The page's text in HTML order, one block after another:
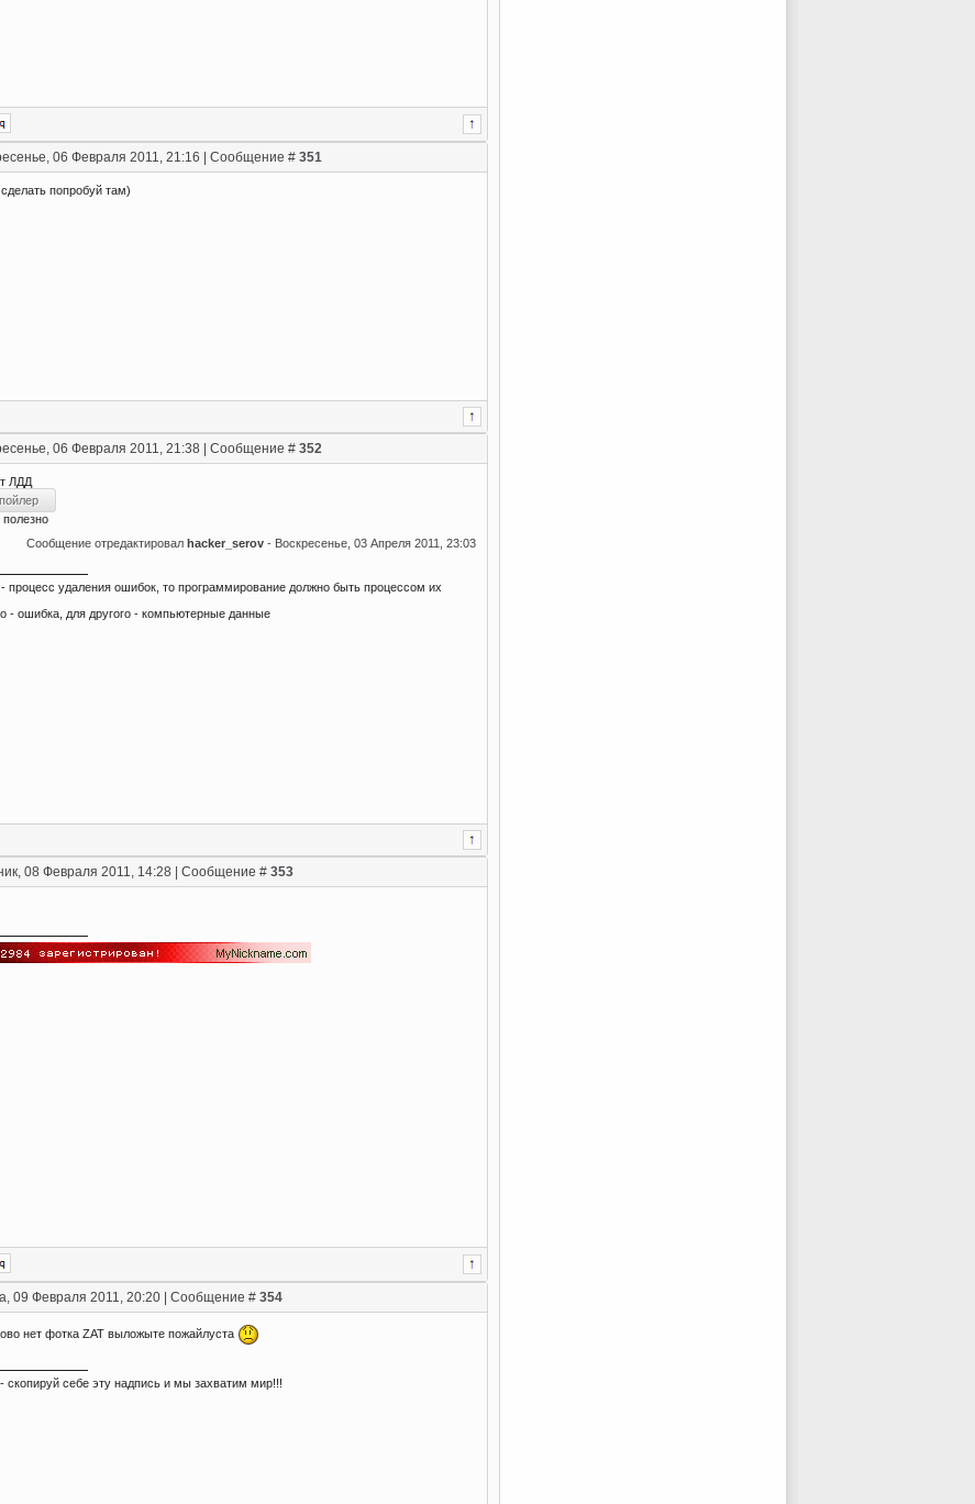
06 Февраля 2011, 21:16 | Сообщение # 351
попробуй там)
06 Февраля 2011, 21:38 | Сообщение # 352
ЛДД
Сообщение отредактировал hacker_serov - Воскресенье, 03 Апреля 2011, 23:03
- процесс удаления ошибок, то программирование должно быть процессом их
- ошибка, для другого - компьютерные данные
08 Февраля 2011, 14:28 | Сообщение # 353
09 Февраля 2011, 20:20 | Сообщение # 354
нет фотка ZAT выложыте пожайлуста
себе эту надпись и мы захватим мир!!!